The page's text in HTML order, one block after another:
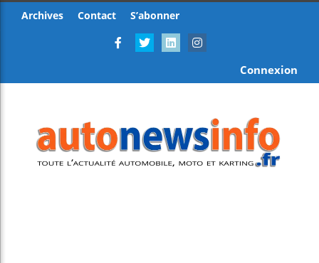
Archives Contact S’abonner
Connexion